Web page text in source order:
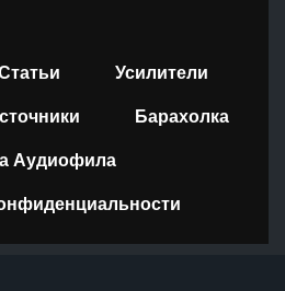
Усилители
Барахолка
Аудиофила